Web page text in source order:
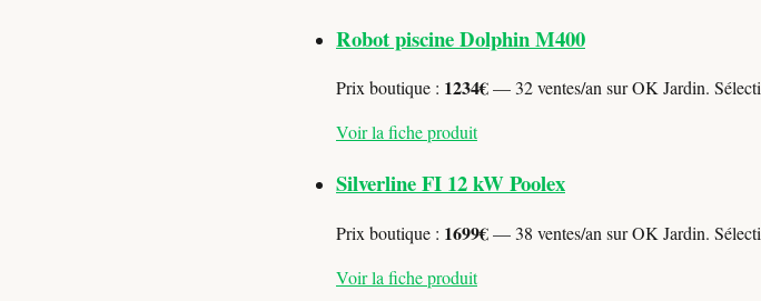
Robot piscine Dolphin M400
Prix boutique : 1234€— 32 ventes/an sur OK Jardin.
Voir la fiche produit
Silverline FI 12 kW Poolex
Prix boutique : 1699€— 38 ventes/an sur OK Jardin.
Voir la fiche produit